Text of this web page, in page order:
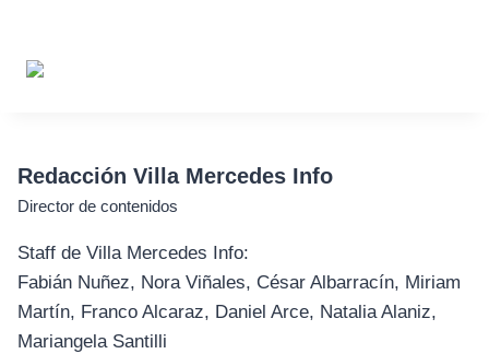
Redacción Villa Mercedes Info
Director de contenidos
Staff de Villa Mercedes Info:
Fabián Nuñez, Nora Viñales, César Albarracín, Miriam
Martín, Franco Alcaraz, Daniel Arce, Natalia Alaniz,
Mariangela Santilli